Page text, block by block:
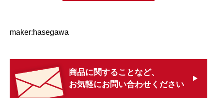
maker:hasegawa
商品に関することなど、
お気軽にお問い合わせください